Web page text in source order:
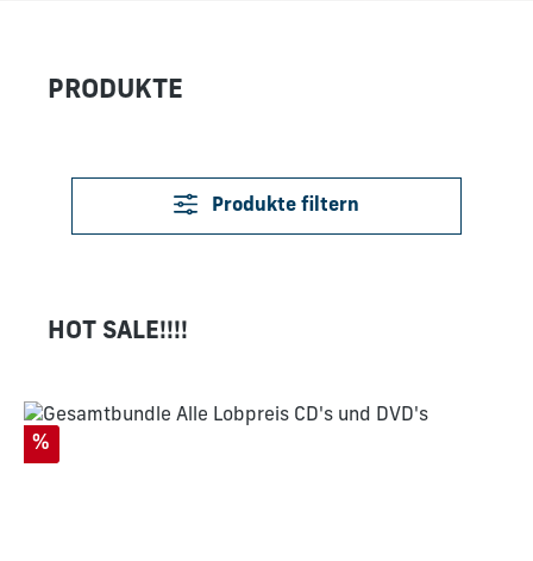
PRODUKTE
Produkte filtern
HOT SALE!!!!
Produktgalerie überspringen
Rabatt
%